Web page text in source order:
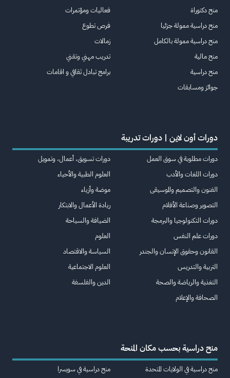
منح دكتوراة
منح دراسية ممولة جزئيا
منح دراسية ممولة بالكامل
منح مالية
منح دراسية
جوائز ومسابقات
فعاليات ومؤتمرات
فرص تطوع
زمالات
تدريب مهني وتقني
برامج تبادل ثقافي و اقامات
دورات أون لاين | دورات تدريبة
دورات مطلوبة في سوق العمل
دورات اللغات والأدب
الفنون والتصميم والموسيقى
التصوير وصناعة الأفلام
دورات التكنولوجيا والبرمجة
دورات علم النفس
القانون وحقوق الإنسان والجندر
التربية والتدريس
التغذية والرياضة والصحة
الصحافة والإعلام
دورات تسويق، أعمال، وتمويل
العلوم الطبية والأحياء
موضة وأزياء
ريادة الأعمال والابتكار
الضيافة والسياحة
العلوم
السياسة والاقتصاد
العلوم الاجتماعية
الدين والفلسفة
منح دراسية بحسب مكان المنحة
منح دراسية في الولايات المتحدة
منح دراسية في سويسرا